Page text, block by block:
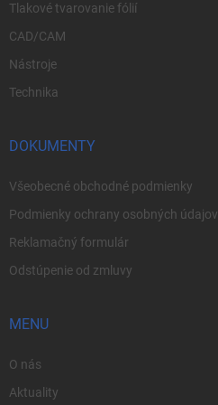
Tlakové tvarovanie fólií
CAD/CAM
Nástroje
Technika
DOKUMENTY
Všeobecné obchodné podmienky
Podmienky ochrany osobných údajov
Reklamačný formulár
Odstúpenie od zmluvy
MENU
O nás
Aktuality